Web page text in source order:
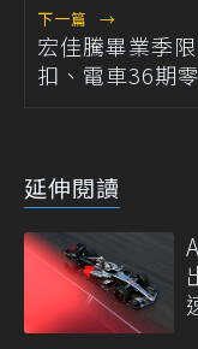
下一篇 →
宏佳騰畢業季
扣、電車36期
延伸閱讀